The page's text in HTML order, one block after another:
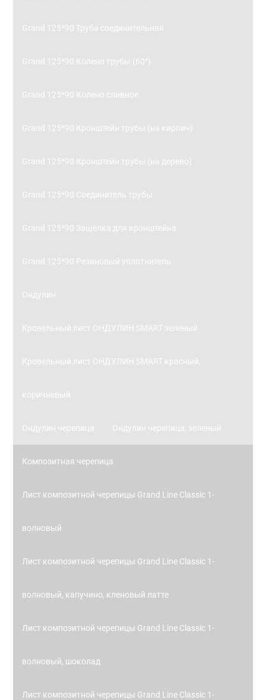
Grand 125*90 Труба соединительная
Grand 125*90 Колено трубы (60°)
Grand 125*90 Колено сливное
Grand 125*90 Кронштейн трубы (на кирпич)
Grand 125*90 Кронштейн трубы (на дерево)
Grand 125*90 Соединитель трубы
Grand 125*90 Защелка для кронштейна
Grand 125*90 Резиновый уплотнитель
Ондулин
Кровельный лист ОНДУЛИН SMART зеленый
Кровельный лист ОНДУЛИН SMART красный,
коричневый
Ондулин черепица Ондулин черепица, зеленый
Композитная черепица
Лист композитной черепицы Grand Line Classic 1-
волновый
Лист композитной черепицы Grand Line Classic 1-
волновый, капучино, кленовый латте
Лист композитной черепицы Grand Line Classic 1-
волновый, шоколад
Лист композитной черепицы Grand Line Classic 1-